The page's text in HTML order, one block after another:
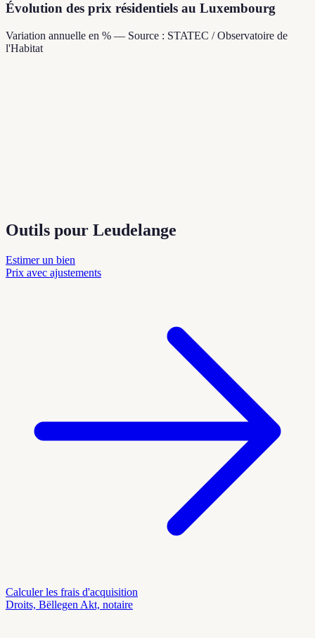
Évolution des prix résidentiels au Luxembourg
Variation annuelle en % — Source : STATEC / Observatoire de
l'Habitat
Outils pour Leudelange
Estimer un bien
Prix avec ajustements
Calculer les frais d'acquisition
Droits, Bëllegen Akt, notaire